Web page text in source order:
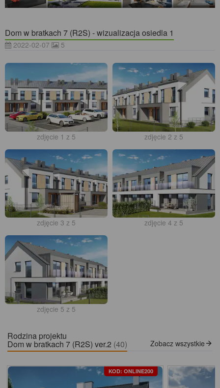
Dom w bratkach 7 (R2S) - wizualizacja osiedla 1
2022-02-07 5
zdjęcie 1 z 5 zdjęcie 2 z 5
zdjęcie 3 z 5 zdjęcie 4 z 5
zdjęcie 5 z 5
Rodzina projektu
Dom w bratkach 7 (R2S) ver.2 (40) Zobacz wszystkie
KOD: ONLINE200